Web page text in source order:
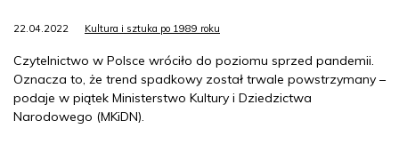
22.04.2022 Kultura i sztuka po 1989 roku
Czytelnictwo w Polsce wróciło do poziomu sprzed pandemii.
Oznacza to, że trend spadkowy został trwale powstrzymany –
podaje w piątek Ministerstwo Kultury i Dziedzictwa
Narodowego (MKiDN).